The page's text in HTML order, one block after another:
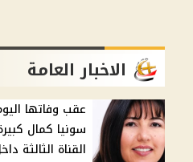
الاخبار العامة
عقب وفاتها
سونيا كمال
القناة الثالثة